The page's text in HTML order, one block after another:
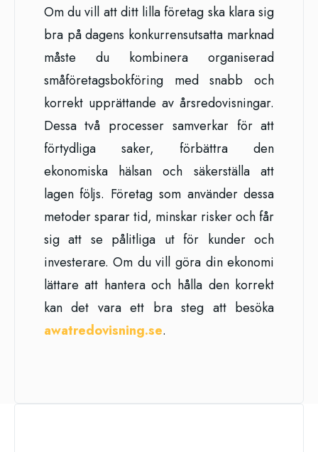
Om du vill att ditt lilla företag ska klara sig
bra på dagens konkurrensutsatta marknad
måste du kombinera organiserad
småföretagsbokföring med snabb och
korrekt upprättande av årsredovisningar.
Dessa två processer samverkar för att
förtydliga saker, förbättra den
ekonomiska hälsan och säkerställa att
lagen följs. Företag som använder dessa
metoder sparar tid, minskar risker och får
sig att se pålitliga ut för kunder och
investerare. Om du vill göra din ekonomi
lättare att hantera och hålla den korrekt
kan det vara ett bra steg att besöka
awatredovisning.se.